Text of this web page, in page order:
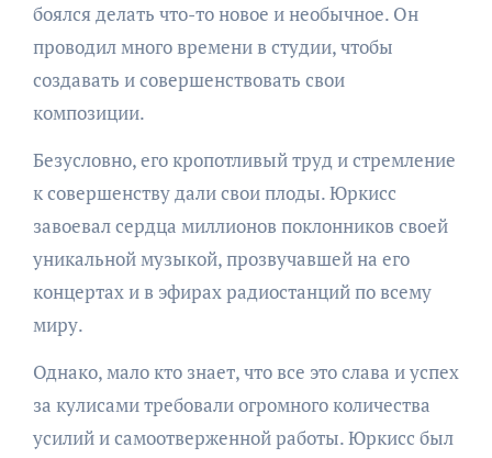
боялся делать что-то новое и необычное. Он
проводил много времени в студии, чтобы
создавать и совершенствовать свои
композиции.
Безусловно, его кропотливый труд и стремление
к совершенству дали свои плоды. Юркисс
завоевал сердца миллионов поклонников своей
уникальной музыкой, прозвучавшей на его
концертах и в эфирах радиостанций по всему
миру.
Однако, мало кто знает, что все это слава и успех
за кулисами требовали огромного количества
усилий и самоотверженной работы. Юркисс был